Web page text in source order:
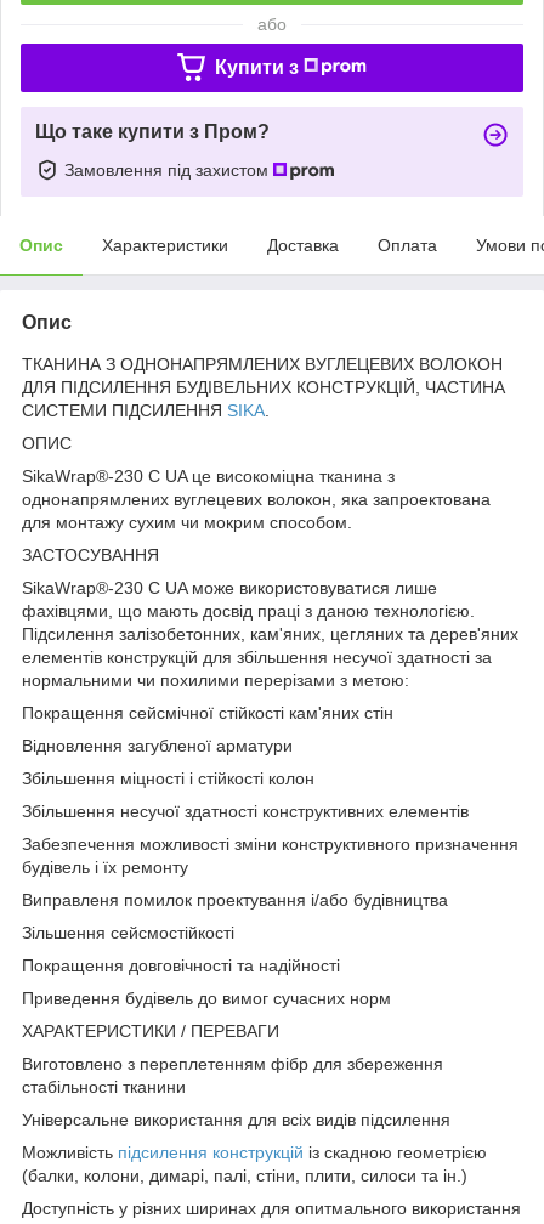
або
Купити з
Що таке купити з Пром?
Замовлення під захистом
Опис Характеристики Доставка Оплата Умови
Опис
ТКАНИНА З ОДНОНАПРЯМЛЕНИХ ВУГЛЕЦЕВИХ ВОЛОКОН
ДЛЯ ПІДСИЛЕННЯ БУДІВЕЛЬНИХ КОНСТРУКЦІЙ, ЧАСТИНА
СИСТЕМИ ПІДСИЛЕННЯ SIKA
ОПИС
SikaWrap®-230 C UA це високоміцна тканина з
однонапрямлених вуглецевих волокон, яка запроектована
для монтажу сухим чи мокрим способом.
ЗАСТОСУВАННЯ
SikaWrap®-230 C UA може використовуватися лише
фахівцями, що мають досвід праці з даною технологією.
Підсилення залізобетонних, кам'яних, цегляних та дерев'яних
елементів конструкцій для збільшення несучої здатності за
нормальними чи похилими перерізами з метою:
Покращення сейсмічної стійкості кам'яних стін
Відновлення загубленої арматури
Збільшення міцності і стійкості колон
Збільшення несучої здатності конструктивних елементів
Забезпечення можливості зміни конструктивного призначення
будівель і їх ремонту
Виправленя помилок проектування і/або будівництва
Зільшення сейсмостійкості
Покращення довговічності та надійності
Приведення будівель до вимог сучасних норм
ХАРАКТЕРИСТИКИ / ПЕРЕВАГИ
Виготовлено з переплетенням фібр для збереження
стабільності тканини
Універсальне використання для всіх видів підсилення
Можливість підсилення конструкцій із скадною геометрією
(балки, колони, димарі, палі, стіни, плити, силоси та ін.)
Доступність у різних ширинах для опитмального використання